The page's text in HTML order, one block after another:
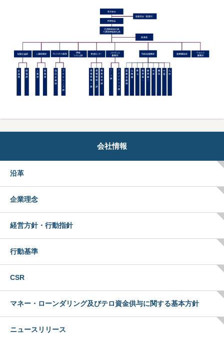
会社情報
沿革
企業理念
経営方針・行動指針
行動基準
CSR
マネー・ローンダリング及びテロ資金供与に関する基本方針
ニュースリリース